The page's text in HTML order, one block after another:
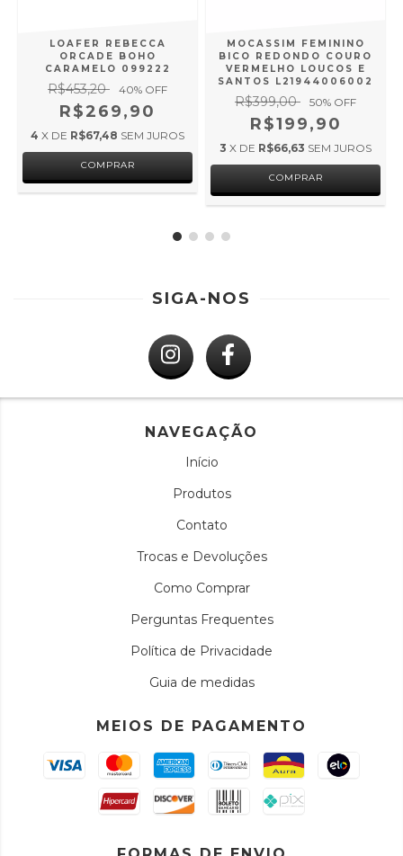
LOAFER REBECCA
ORCADE BOHO
CARAMELO 099222
R$453,20 40% OFF
R$269,90
4 X DE R$67,48 SEM JUROS
COMPRAR
MOCASSIM FEMININO
BICO REDONDO COURO
VERMELHO LOUCOS E
SANTOS L21944006002
R$399,00 50% OFF
R$199,90
3 X DE R$66,63 SEM JUROS
COMPRAR
SIGA-NOS
NAVEGAÇÃO
Início
Produtos
Contato
Trocas e Devoluções
Como Comprar
Perguntas Frequentes
Política de Privacidade
Guia de medidas
MEIOS DE PAGAMENTO